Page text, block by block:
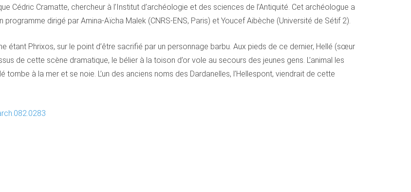
Cédric Cramatte, chercheur à l’Institut d’archéologie et des sciences de l’Antiquité. Cet archéologue a
dirigé par Amina-Aïcha Malek (CNRS-ENS, Paris) et Youcef Aibèche (Université de Sétif 2).
étant Phrixos, sur le point d’être sacrifié par un personnage barbu. Aux pieds de ce dernier, Hellé (sœur
de cette scène dramatique, le bélier à la toison d’or vole au secours des jeunes gens. L’animal les
tombe à la mer et se noie. L’un des anciens noms des Dardanelles, l’Hellespont, viendrait de cette
.082.0283